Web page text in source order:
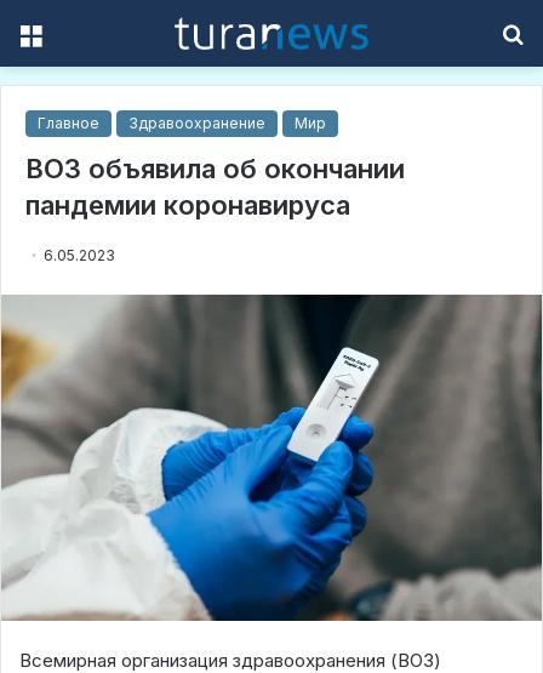
Главное Здравоохранение Мир
ВОЗ объявила об окончании
пандемии коронавируса
6.05.2023
Всемирная организация здравоохранения (ВОЗ)